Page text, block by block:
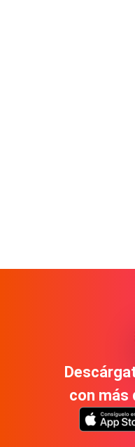
con más